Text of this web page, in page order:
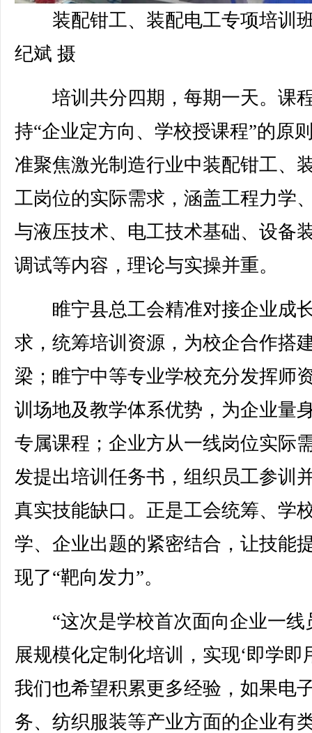
装配钳工、装配电工专项培训
纪斌 摄
培训共分四期，每期一天。课
持“企业定方向、学校授课程”的原
准聚焦激光制造行业中装配钳工、
工岗位的实际需求，涵盖工程力学
与液压技术、电工技术基础、设备
调试等内容，理论与实操并重。
睢宁县总工会精准对接企业成
求，统筹培训资源，为校企合作搭
梁；睢宁中等专业学校充分发挥师
训场地及教学体系优势，为企业量
专属课程；企业方从一线岗位实际
发提出培训任务书，组织员工参训
真实技能缺口。正是工会统筹、学
学、企业出题的紧密结合，让技能
现了“靶向发力”。
“这次是学校首次面向企业一线
展规模化定制化培训，实现‘即学即
我们也希望积累更多经验，如果电
务、纺织服装等产业方面的企业有